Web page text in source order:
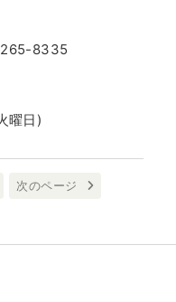
8335
曜日)
次のページ